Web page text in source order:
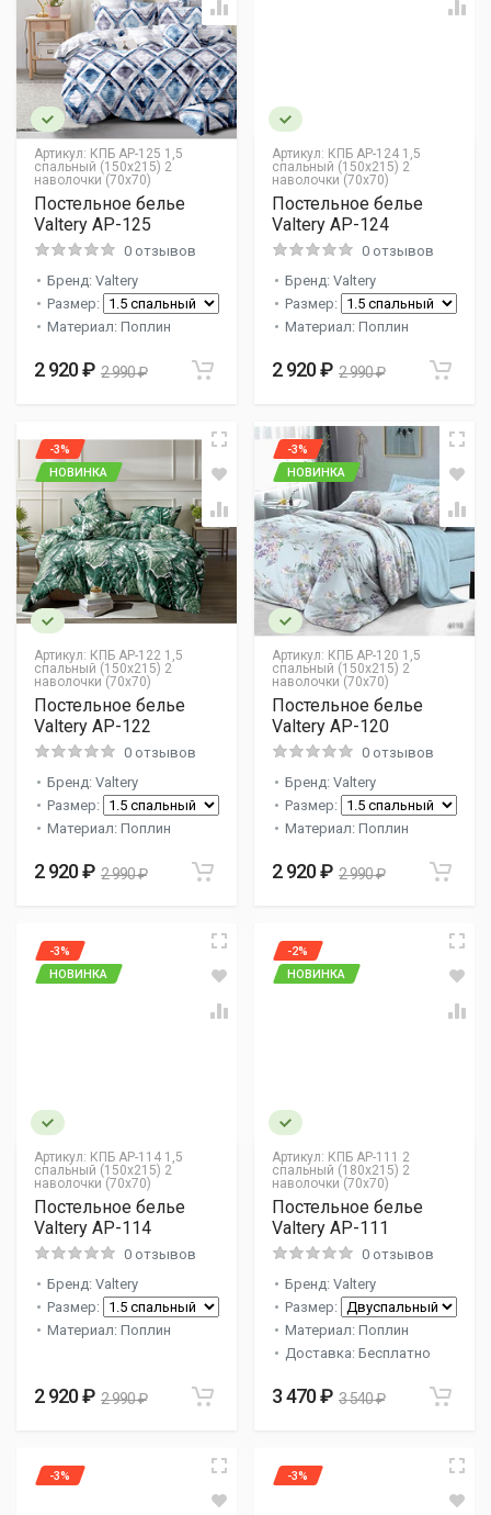
Артикул: КПБ AP-125 1,5
спальный (150х215) 2
наволочки (70х70)
Постельное белье
Valtery AP-125
0 отзывов
Бренд: Valtery
Размер:
Материал: Поплин
2 920 ₽ 2 990 ₽
Артикул: КПБ AP-124 1,5
спальный (150х215) 2
наволочки (70х70)
Постельное белье
Valtery AP-124
0 отзывов
Бренд: Valtery
Размер:
Материал: Поплин
2 920 ₽ 2 990 ₽
Артикул: КПБ AP-122 1,5
спальный (150х215) 2
наволочки (70х70)
-3%
НОВИНКА
Постельное белье
Valtery AP-122
0 отзывов
Бренд: Valtery
Размер:
Материал: Поплин
2 920 ₽ 2 990 ₽
Артикул: КПБ AP-120 1,5
спальный (150х215) 2
наволочки (70х70)
-3%
НОВИНКА
Постельное белье
Valtery AP-120
0 отзывов
Бренд: Valtery
Размер:
Материал: Поплин
2 920 ₽ 2 990 ₽
Артикул: КПБ AP-114 1,5
спальный (150х215) 2
наволочки (70х70)
-3%
НОВИНКА
Постельное белье
Valtery AP-114
0 отзывов
Бренд: Valtery
Размер:
Материал: Поплин
2 920 ₽ 2 990 ₽
Артикул: КПБ AP-111 2
спальный (180х215) 2
наволочки (70х70)
-2%
НОВИНКА
Постельное белье
Valtery AP-111
0 отзывов
Бренд: Valtery
Размер:
Материал: Поплин
Доставка: Бесплатно
3 470 ₽ 3 540 ₽
-3% -3%